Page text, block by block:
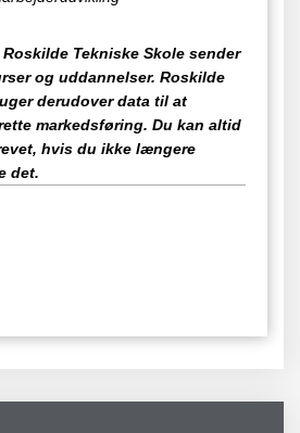
Tekniske Skole sender
og uddannelser. Roskilde
derudover data til at
markedsføring. Du kan altid
hvis du ikke længere
det.